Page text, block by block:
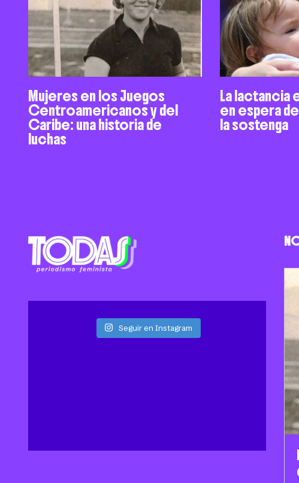
Mujeres en los Juegos
Centroamericanos y del
Caribe: una historia de
luchas
La lactancia
en espera
la sostenga
Seguir en Instagram